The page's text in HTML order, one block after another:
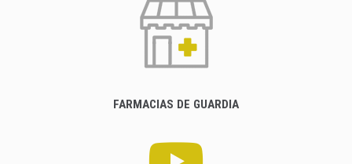
FARMACIAS DE GUARDIA